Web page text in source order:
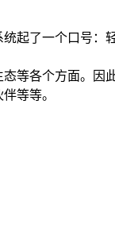
了一个口号：轻
等各个方面。
等等。